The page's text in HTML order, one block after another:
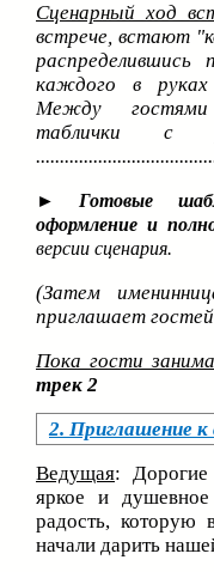
Сценарный ход
встрече, встают
каждого в руках
Между гостями
таблички с
► Готовые
оформление и
версии сценария.
(Затем
приглашает
Пока гости
трек 2
2. Приглашение к
Ведущая: Дорогие
яркое и
радость, которую
начали дарить